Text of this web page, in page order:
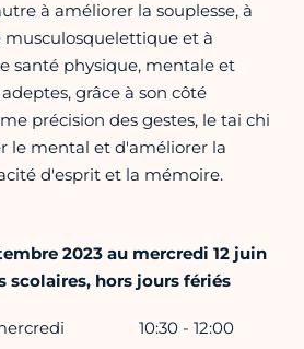
à améliorer la souplesse, à
musculosquelettique et à
santé physique, mentale et
grâce à son côté
précision des gestes, le tai chi
le mental et d'améliorer la
d'esprit et la mémoire.
2023 au mercredi 12 juin
scolaires, hors jours fériés
10:30 - 12:00